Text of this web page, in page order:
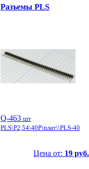
Разъемы PLS
Q-463 шт
PLS\P2,54\40P\плат\\PLS-40
Цена от: 19 руб.